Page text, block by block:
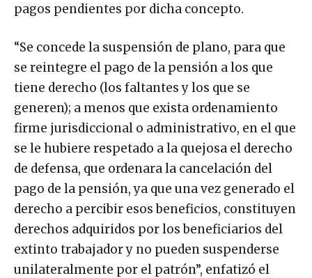
pagos pendientes por dicha concepto.
“Se concede la suspensión de plano, para que
se reintegre el pago de la pensión a los que
tiene derecho (los faltantes y los que se
generen); a menos que exista ordenamiento
firme jurisdiccional o administrativo, en el que
se le hubiere respetado a la quejosa el derecho
de defensa, que ordenara la cancelación del
pago de la pensión, ya que una vez generado el
derecho a percibir esos beneficios, constituyen
derechos adquiridos por los beneficiarios del
extinto trabajador y no pueden suspenderse
unilateralmente por el patrón”, enfatizó el